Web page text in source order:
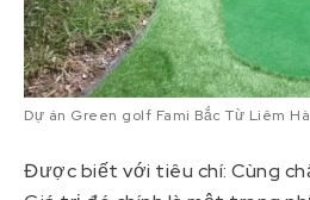
Dự án Green golf Fami Bắc Từ Liêm
Được biết với tiêu chí: Cùng